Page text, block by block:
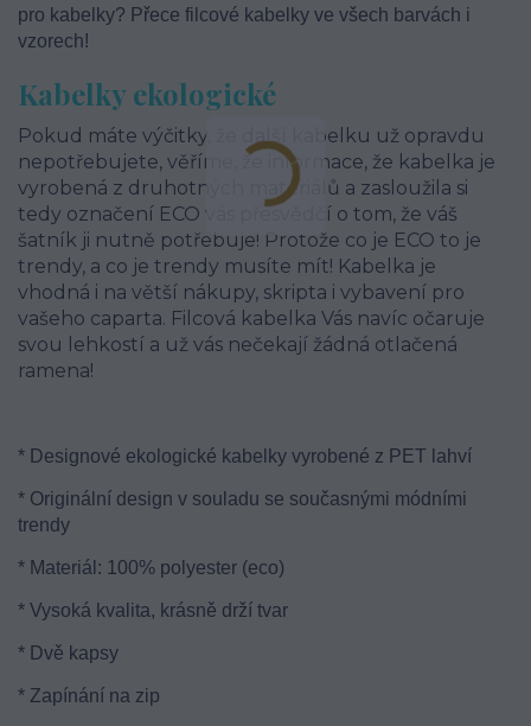
pro kabelky? Přece filcové kabelky ve všech barvách i
vzorech!
Kabelky ekologické
Pokud máte výčitky, že další kabelku už opravdu
nepotřebujete, věříme, že informace, že kabelka je
vyrobená z druhotných materiálů a zasloužila si
tedy označení ECO vás přesvědčí o tom, že váš
šatník ji nutně potřebuje! Protože co je ECO to je
trendy, a co je trendy musíte mít! Kabelka je
vhodná i na větší nákupy, skripta i vybavení pro
vašeho caparta. Filcová kabelka Vás navíc očaruje
svou lehkostí a už vás nečekají žádná otlačená
ramena!
* Designové ekologické kabelky vyrobené z PET lahví
* Originální design v souladu se současnými módními
trendy
* Materiál: 100% polyester (eco)
* Vysoká kvalita, krásně drží tvar
* Dvě kapsy
* Zapínání na zip